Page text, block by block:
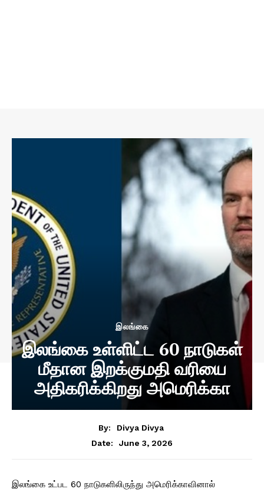
இலங்கை
இலங்கை உள்ளிட்ட 60 நாடுகள்
மீதான இறக்குமதி வரியை
அதிகரிக்கிறது அமெரிக்கா
By:
Divya Divya
Date:
June 3, 2026
இலங்கை உட்பட 60 நாடுகளிலிருந்து அமெரிக்காவினால்